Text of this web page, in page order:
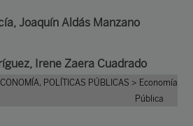
, Joaquín Aldás Manzano
, Irene Zaera Cuadrado
POLÍTICAS PÚBLICAS > Economía
Pública